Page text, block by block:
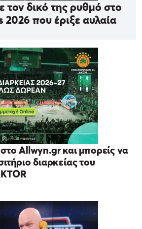
δικό της ρυθμό στο
που έριξε αυλαία
Allwyn.gr και μπορείς να
διαρκείας του